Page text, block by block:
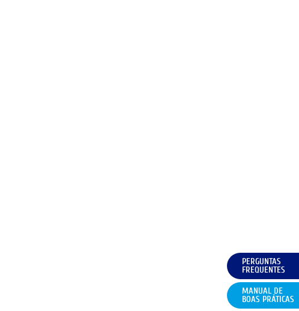
PERGUNTAS
FREQUENTES
MANUAL DE
BOAS PRÁTICAS